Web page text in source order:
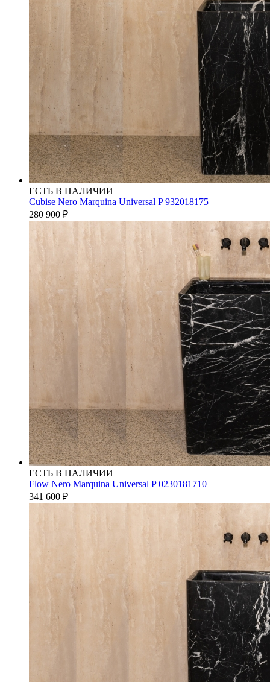
ЕСТЬ В НАЛИЧИИ
Cubise Nero Marquina Universal P 932018175
280 900 ₽
ЕСТЬ В НАЛИЧИИ
Flow Nero Marquina Universal P 0230181710
341 600 ₽